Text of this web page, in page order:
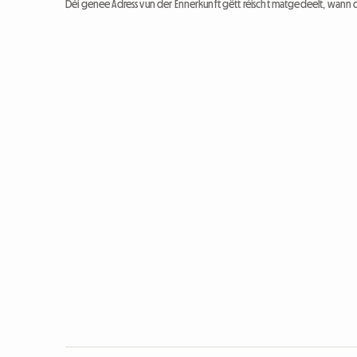
Déi genee Adress vun der Ënnerkunft gëtt réischt matgedeelt, wann